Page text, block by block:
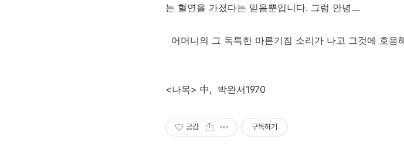
는 혈연을 가졌다는 믿음뿐입니다. 그럼 안녕ㅡ
어머니의 그 독특한 마른기침 소리가 나고 그것에 호응
<나목> 中, 박완서1970
공감 구독하기